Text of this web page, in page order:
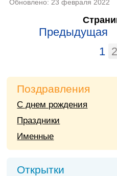
Обновлено: 23 февраля 2022
Предыдущая
1 2
Поздравления
С днем рождения
Праздники
Именные
Открытки